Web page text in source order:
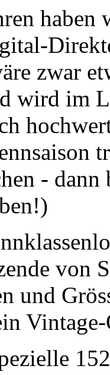
haben
zwar
wird im
- dann
von
und